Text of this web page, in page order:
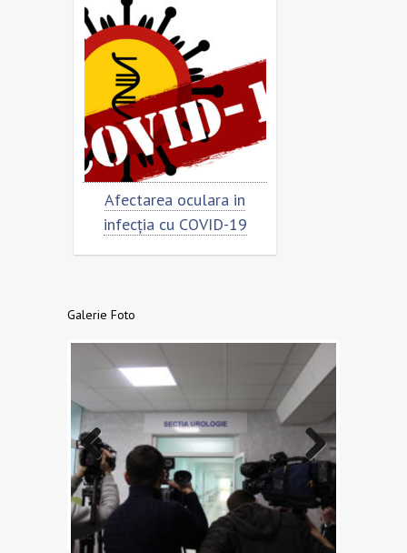
Afectarea oculara in
infecția cu COVID-19
Galerie Foto
Previo
us
Next